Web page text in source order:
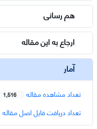
هم رسانی
ارجاع به این مقاله
آمار
تعداد مشاهده مقاله 1,516
تعداد دریافت فایل اصل مقاله